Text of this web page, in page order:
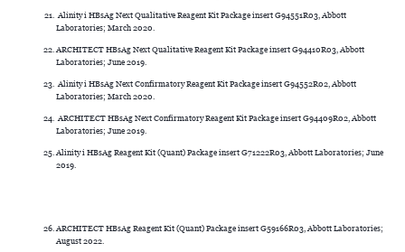
Alinity i HBsAg Next Qualitative Reagent Kit Package insert G94551R03, Abbott
Laboratories; March 2020.
ARCHITECT HBsAg Next Qualitative Reagent Kit Package insert G94410R03, Abbott
Laboratories; June 2019.
Alinity i HBsAg Next Confirmatory Reagent Kit Package insert G94552R02, Abbott
Laboratories; March 2020.
ARCHITECT HBsAg Next Confirmatory Reagent Kit Package insert G94409R02, Abbott
Laboratories; June 2019.
Alinity i HBsAg Reagent Kit (Quant) Package insert G71222R03, Abbott Laboratories; June
2019.
ARCHITECT HBsAg Reagent Kit (Quant) Package insert G59166R03, Abbott Laboratories;
August 2022.